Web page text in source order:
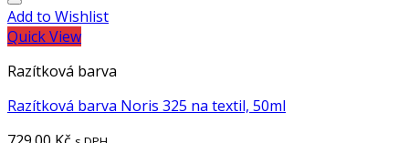
Add to Wishlist
Quick View
Razítková barva
Razítková barva Noris 325 na textil, 50ml